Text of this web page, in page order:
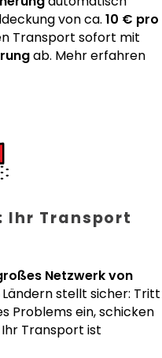
von ca. 10 € pro
Transport sofort mit
ab. Mehr erfahren
Ihr Transport
Netzwerk von
Ländern stellt sicher: Tritt
Problems ein, schicken
Ihr Transport ist